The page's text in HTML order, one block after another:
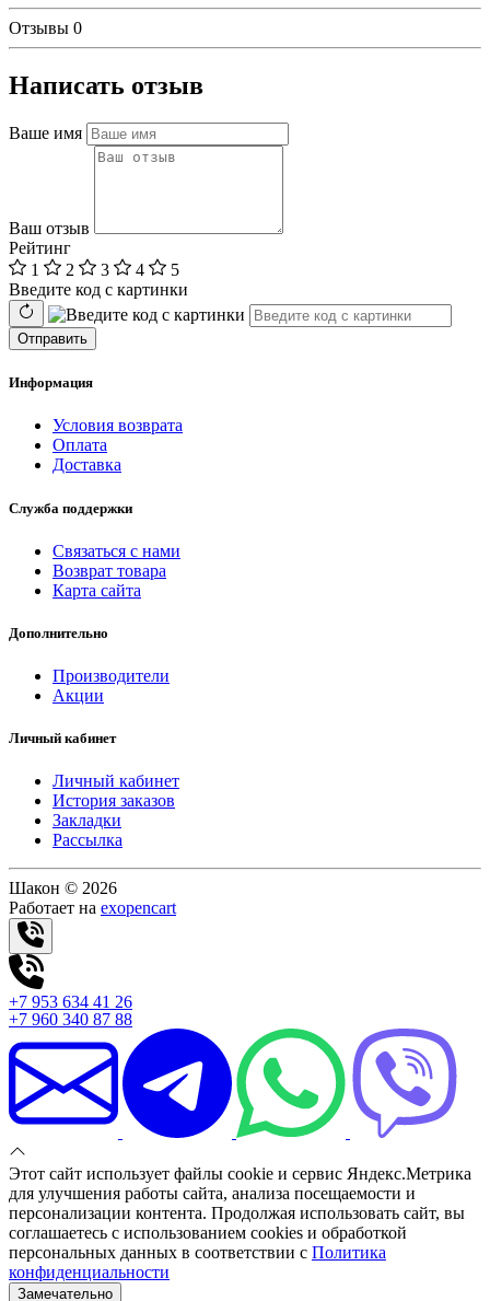
Отзывы 0
Написать отзыв
Ваше имя
Ваш отзыв
Рейтинг
1
2 3 4
5
Введите код с картинки
Отправить
Информация
Условия возврата
Оплата
Доставка
Служба поддержки
Связаться с нами
Возврат товара
Карта сайта
Дополнительно
Производители
Акции
Личный кабинет
Личный кабинет
История заказов
Закладки
Рассылка
Шакон © 2026
Работает на exopencart
+7 953 634 41 26
+7 960 340 87 88
Этот сайт использует файлы cookie и сервис Яндекс.Метрика
для улучшения работы сайта, анализа посещаемости и
персонализации контента. Продолжая использовать сайт, вы
соглашаетесь с использованием cookies и обработкой
персональных данных в соответствии с Политика
конфиденциальности
Замечательно